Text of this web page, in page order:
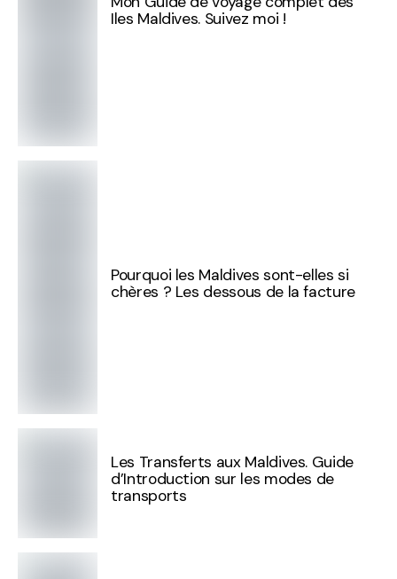
Iles Maldives. Suivez moi !
Pourquoi les Maldives sont-elles si
chères ? Les dessous de la facture
Les Transferts aux Maldives. Guide
d’Introduction sur les modes de
transports